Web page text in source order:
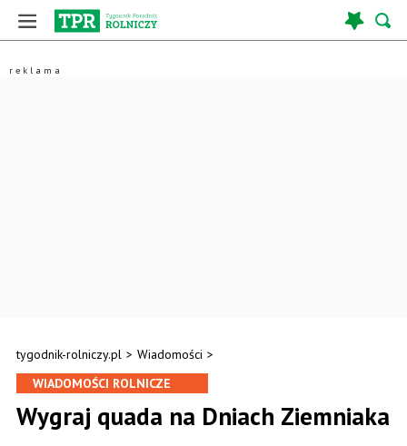
tygodnik-rolniczy.pl > Wiadomości >
WIADOMOŚCI ROLNICZE
Wygraj quada na Dniach Ziemniaka